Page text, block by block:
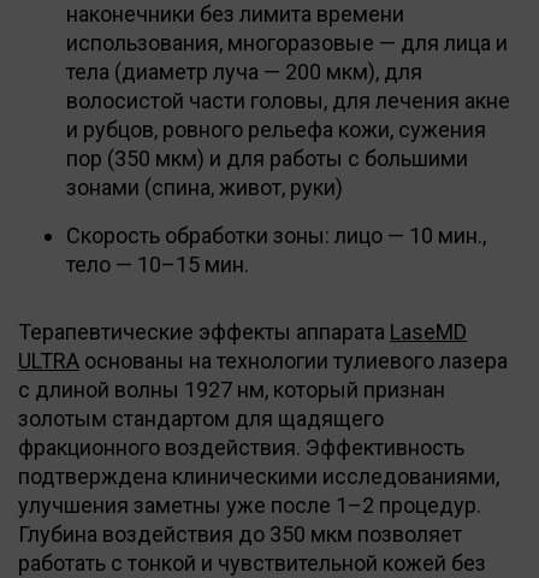
наконечники без лимита времени
использования, многоразовые — для лица и
тела (диаметр луча — 200 мкм), для
волосистой части головы, для лечения акне
и рубцов, ровного рельефа кожи, сужения
пор (350 мкм) и для работы с большими
зонами (спина, живот, руки)
Скорость обработки зоны: лицо — 10 мин.,
тело — 10–15 мин.
Терапевтические эффекты аппарата LaseMD
ULTRA основаны на технологии тулиевого лазера
с длиной волны 1927 нм, который признан
золотым стандартом для щадящего
фракционного воздействия. Эффективность
подтверждена клиническими исследованиями,
улучшения заметны уже после 1–2 процедур.
Глубина воздействия до 350 мкм позволяет
работать с тонкой и чувствительной кожей без